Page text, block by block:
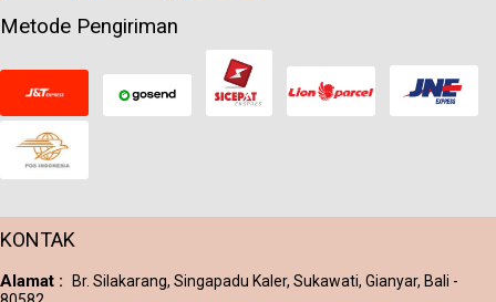
Metode Pengiriman
KONTAK
Alamat :
Br. Silakarang, Singapadu Kaler, Sukawati, Gianyar, Bali -